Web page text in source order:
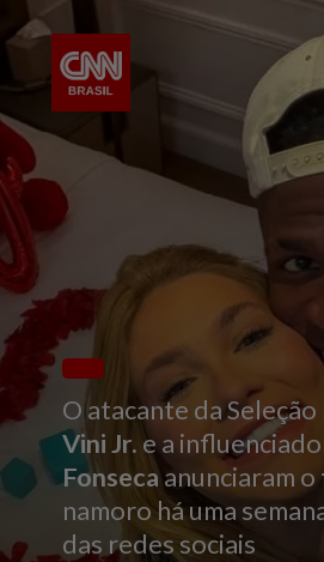
O atacante da
Vini Jr. e a
Fonseca anunciaram o
namoro há uma
das redes sociais